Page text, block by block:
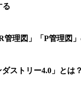
る
管理図」「P管理図
ストリー4.0」とは